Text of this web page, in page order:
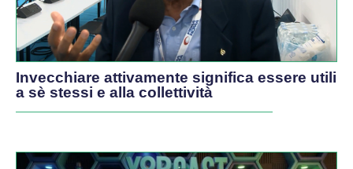
Invecchiare attivamente significa essere utili
a sè stessi e alla collettività